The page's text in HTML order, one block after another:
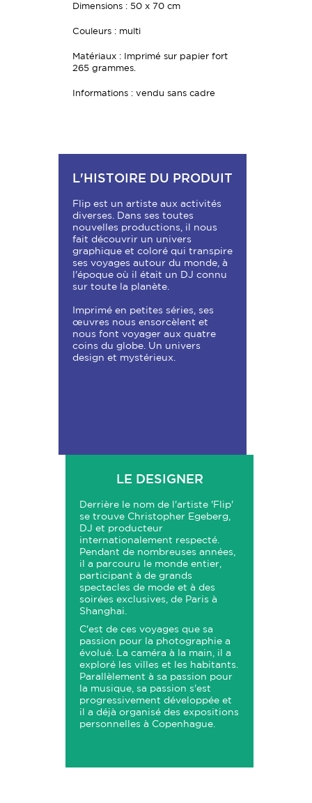
Dimensions : 50 x 70 cm
Couleurs : multi
Matériaux : Imprimé sur papier fort
265 grammes.
Informations : vendu sans cadre
L'HISTOIRE DU PRODUIT
Flip est un artiste aux activités
diverses. Dans ses toutes
nouvelles productions, il nous
fait découvrir un univers
graphique et coloré qui transpire
ses voyages autour du monde, à
l'époque où il était un DJ connu
sur toute la planète.
Imprimé en petites séries, ses
œuvres nous ensorcèlent et
nous font voyager aux quatre
coins du globe. Un univers
design et mystérieux.
LE DESIGNER
Derrière le nom de l'artiste 'Flip'
se trouve Christopher Egeberg,
DJ et producteur
internationalement respecté.
Pendant de nombreuses années,
il a parcouru le monde entier,
participant à de grands
spectacles de mode et à des
soirées exclusives, de Paris à
Shanghai.
C'est de ces voyages que sa
passion pour la photographie a
évolué. La caméra à la main, il a
exploré les villes et les habitants.
Parallèlement à sa passion pour
la musique, sa passion s'est
progressivement développée et
il a déjà organisé des expositions
personnelles à Copenhague.